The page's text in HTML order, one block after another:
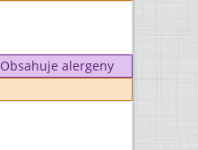
Obsahuje alergeny